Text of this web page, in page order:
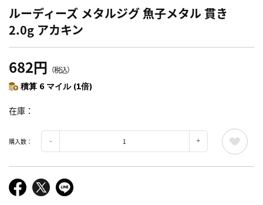
ルーディーズ メタルジグ 魚子メタル 貫き
2.0g アカキン
682円 （税込）
積算 6 マイル (1倍)
在庫
購入数：